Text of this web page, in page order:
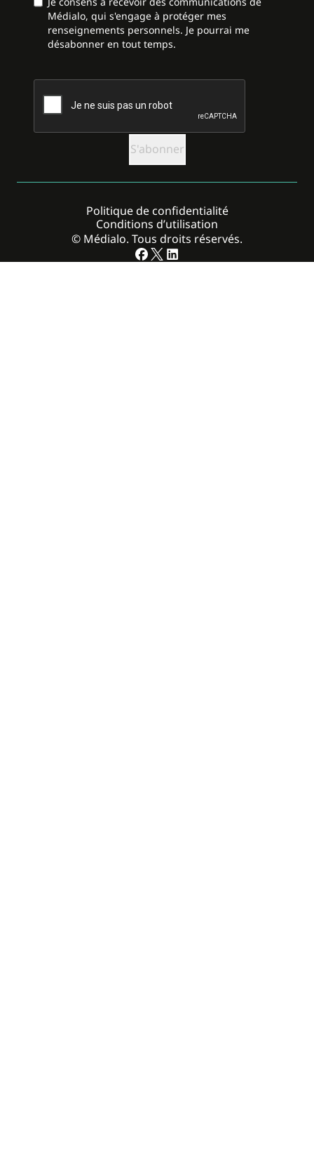
Médialo, qui s'engage à protéger mes
renseignements personnels. Je pourrai me
désabonner en tout temps.
CAPTCHA
© Médialo. Tous droits réservés.
Politique de confidentialité
Conditions d’utilisation